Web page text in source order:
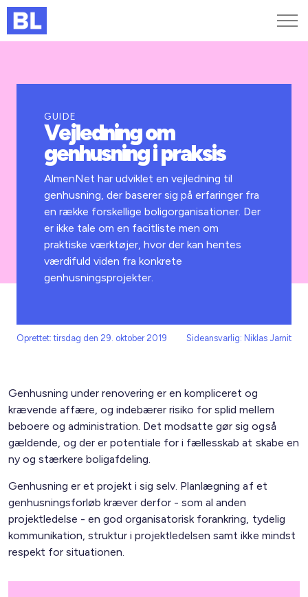
Kurser og arrangementer
Jobportalen
GUIDE
Vejledning om
genhusning i praksis
AlmenNet har udviklet en vejledning til
genhusning, der baserer sig på erfaringer fra
en række forskellige boligor­ganisationer. Der
er ikke tale om en facitliste men om
praktiske værktøjer, hvor der kan hentes
værdifuld viden fra konkrete
genhusningsprojekter.
Oprettet: tirsdag den 29. oktober 2019 Sideansvarlig: Niklas Jarnit
Genhusning under renovering er en kompliceret og
krævende affære, og indebærer risiko for splid mellem
beboere og administration. Det modsatte gør sig også
gældende, og der er potentiale for i fællesskab at skabe en
ny og stærkere boligafdeling.
Genhusning er et projekt i sig selv. Planlægning af et
genhusningsforløb kræver derfor - som al anden
projektledelse - en god organisatorisk forankring, tydelig
kommunikation, struktur i projektledelsen samt ikke mindst
respekt for situationen.